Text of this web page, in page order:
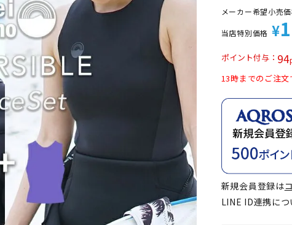
メーカー希望小売
当店特別価格 ¥
94
ポイント付与
13時までのご注
新規会員登録は
LINE ID連携に